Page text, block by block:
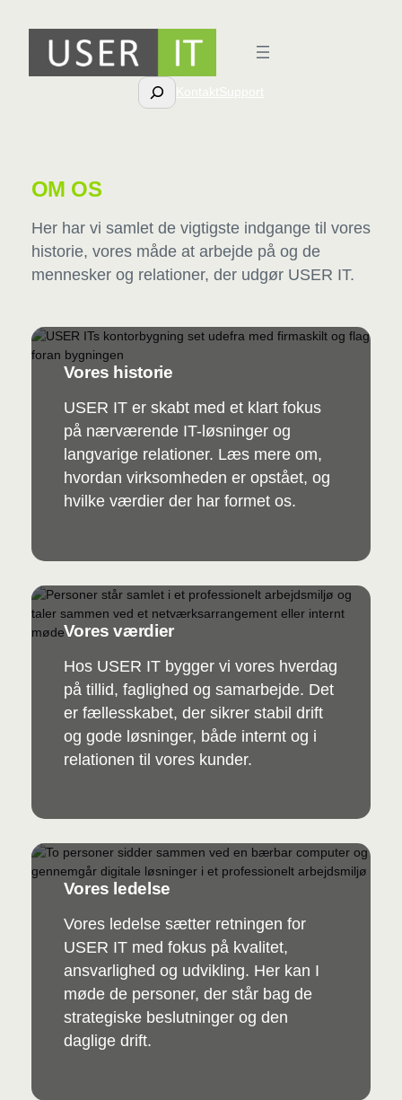
Søg
OM OS
Her har vi samlet de vigtigste indgange til vores
historie, vores måde at arbejde på og de
mennesker og relationer, der udgør USER IT.
Vores historie
USER IT er skabt med et klart fokus
på nærværende IT-løsninger og
langvarige relationer. Læs mere om,
hvordan virksomheden er opstået, og
hvilke værdier der har formet os.
Vores værdier
Hos USER IT bygger vi vores hverdag
på tillid, faglighed og samarbejde. Det
er fællesskabet, der sikrer stabil drift
og gode løsninger, både internt og i
relationen til vores kunder.
Vores ledelse
Vores ledelse sætter retningen for
USER IT med fokus på kvalitet,
ansvarlighed og udvikling. Her kan I
møde de personer, der står bag de
strategiske beslutninger og den
daglige drift.